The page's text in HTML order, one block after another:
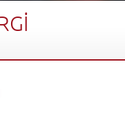
Koşulları